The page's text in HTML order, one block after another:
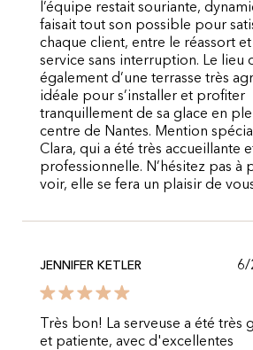
l’équipe restait souriante,
faisait tout son possible pour
chaque client, entre le réassort et
service sans interruption. Le lieu
également d’une terrasse très
idéale pour s’installer et profiter
tranquillement de sa glace en
centre de Nantes. Mention
Clara, qui a été très accueillante
professionnelle. N’hésitez pas à
voir, elle se fera un plaisir de
JENNIFER KETLER 6/
Très bon! La serveuse a été très
et patiente, avec d'excellentes